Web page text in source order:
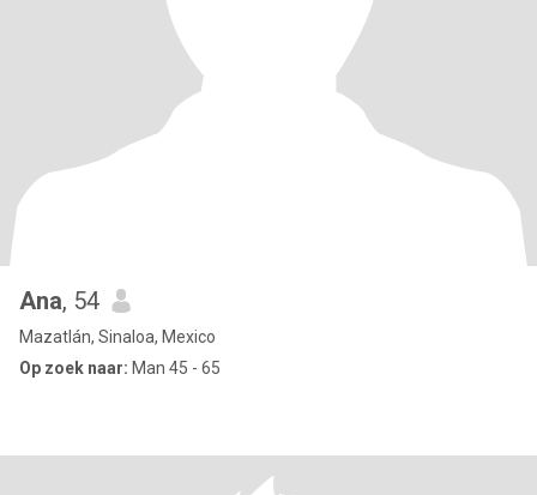
Ana, 54
Mazatlán, Sinaloa, Mexico
Op zoek naar: Man 45 - 65